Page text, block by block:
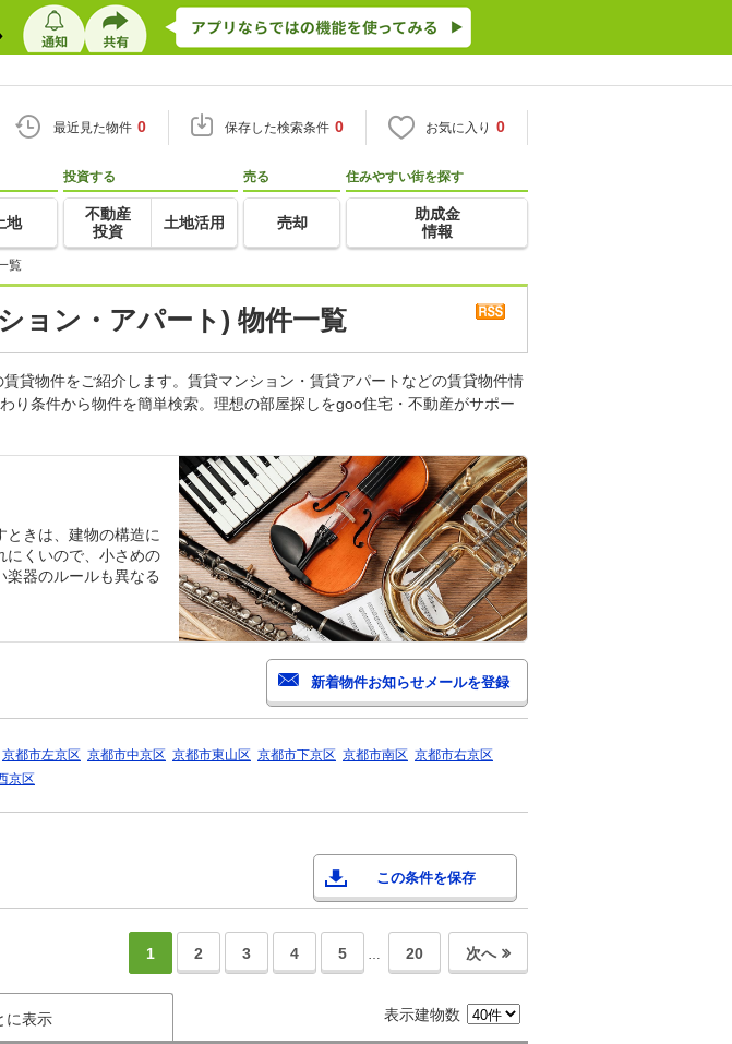
最近見た物件 0 保存した検索条件 0 お気に入り 0
地
投資する
不動産
投資
土地活用
売る
売却
住みやすい街を探す
助成金
情報
覧
ョン・アパート) 物件一覧
貸物件をご紹介します。賃貸マンション・賃貸アパートなどの賃貸物件情
条件から物件を簡単検索。理想の部屋探しをgoo住宅・不動産がサポー
ときは、建物の構造に
にくいので、小さめの
器のルールも異なる
京都市左京区 京都市中京区 京都市東山区 京都市下京区 京都市南区 京都市右京区
京区
この条件を保存
1 2 3 4 5 … 20 次へ
に表示 表示建物数